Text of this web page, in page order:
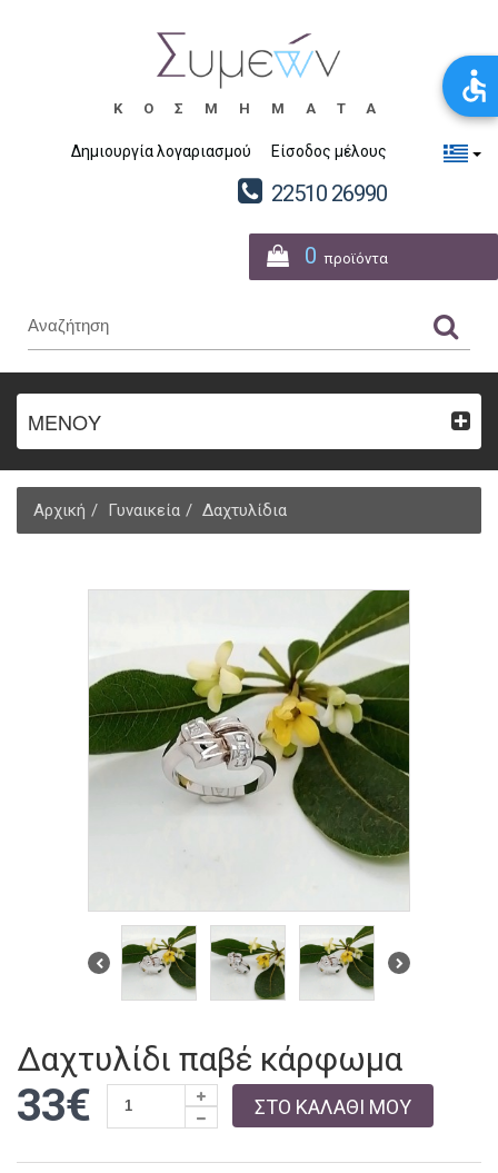
ΚΟΣΜΗΜΑΤΑ
Δημιουργία λογαριασμού Είσοδος μέλους
22510 26990
0 προϊόντα
ΜΕΝΟΥ
Αρχική Γυναικεία Δαχτυλίδια
Δαχτυλίδι παβέ κάρφωμα
33€ ΣΤΟ ΚΑΛΑΘΙ ΜΟΥ